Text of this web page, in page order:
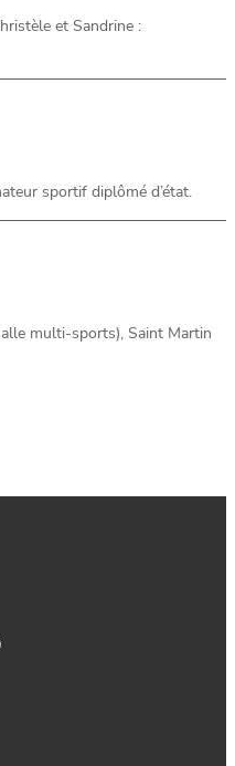
et Sandrine :
sportif diplômé d’état.
multi-sports), Saint Martin